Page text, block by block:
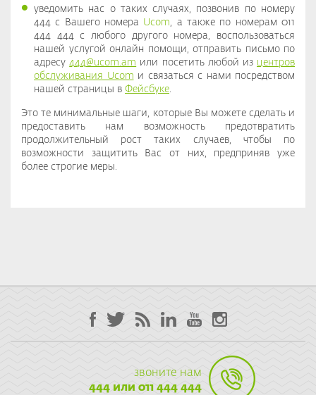
уведомить нас о таких случаях, позвонив по номеру
444 с Вашего номера Ucom, а также по номерам 011
444 444 с любого другого номера, воспользоваться
нашей услугой онлайн помощи, отправить письмо по
адресу444@ucom.am или посетить любой из центров
обслуживания Ucom и связаться с нами посредством
нашей страницы в Фейсбуке.
Это те минимальные шаги, которые Вы можете сделать и
предоставить нам возможность предотвратить
продолжительный рост таких случаев, чтобы по
возможности защитить Вас от них, предприняв уже
более строгие меры.
звоните нам
444 или 011 444 444